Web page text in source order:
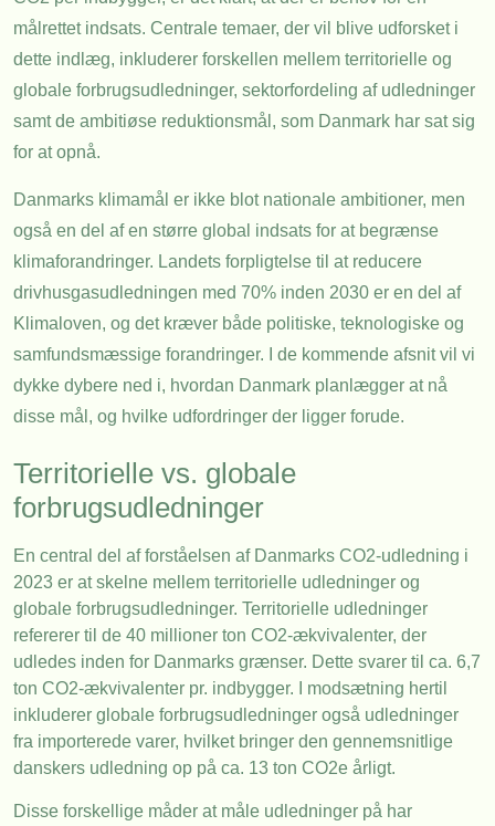
målrettet indsats. Centrale temaer, der vil blive udforsket i
dette indlæg, inkluderer forskellen mellem territorielle og
globale forbrugsudledninger, sektorfordeling af udledninger
samt de ambitiøse reduktionsmål, som Danmark har sat sig
for at opnå.
Danmarks klimamål er ikke blot nationale ambitioner, men
også en del af en større global indsats for at begrænse
klimaforandringer. Landets forpligtelse til at reducere
drivhusgasudledningen med 70% inden 2030 er en del af
Klimaloven, og det kræver både politiske, teknologiske og
samfundsmæssige forandringer. I de kommende afsnit vil vi
dykke dybere ned i, hvordan Danmark planlægger at nå
disse mål, og hvilke udfordringer der ligger forude.
Territorielle vs. globale
forbrugsudledninger
En central del af forståelsen af Danmarks CO2-udledning i
2023 er at skelne mellem territorielle udledninger og
globale forbrugsudledninger. Territorielle udledninger
refererer til de 40 millioner ton CO2-ækvivalenter, der
udledes inden for Danmarks grænser. Dette svarer til ca. 6,7
ton CO2-ækvivalenter pr. indbygger. I modsætning hertil
inkluderer globale forbrugsudledninger også udledninger
fra importerede varer, hvilket bringer den gennemsnitlige
danskers udledning op på ca. 13 ton CO2e årligt.
Disse forskellige måder at måle udledninger på har